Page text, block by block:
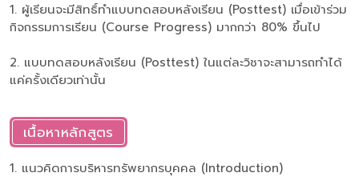
1. ผู้เรียนจะมีสิทธิ์ทำแบบทดสอบหลังเรียน (Posttest) เมื่อเข้าร่วม
กิจกรรมการเรียน (Course Progress) มากกว่า 80% ขึ้นไป
2. แบบทดสอบหลังเรียน (Posttest) ในแต่ละวิชาจะสามารถทำได้
แค่ครั้งเดียวเท่านั้น
เนื้อหาหลักสูตร
1. แนวคิดการบริหารทรัพยากรบุคคล (Introduction)